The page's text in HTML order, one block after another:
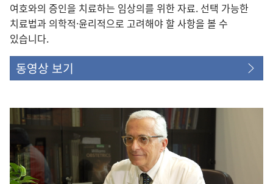
여호와의 증인을 치료하는 임상의를 위한 자료. 선택 가능한
치료법과 의학적·윤리적으로 고려해야 할 사항을 볼 수
있습니다.
동영상 보기